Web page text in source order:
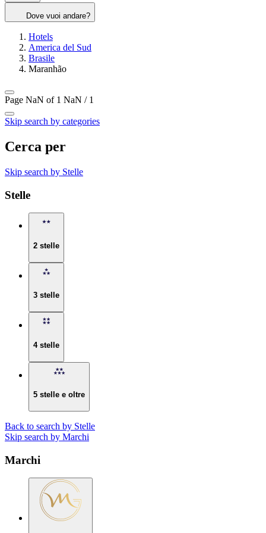
Dove vuoi andare?
Hotels
America del Sud
Brasile
Maranhão
Page NaN of 1 NaN / 1
Skip search by categories
Cerca per
Skip search by Stelle
Stelle
2 stelle
3 stelle
4 stelle
5 stelle e oltre
Back to search by Stelle
Skip search by Marchi
Marchi